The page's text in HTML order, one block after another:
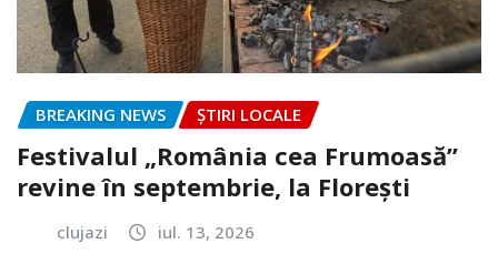
BREAKING NEWS ȘTIRI LOCALE
Festivalul „România cea Frumoasă”
revine în septembrie, la Florești
clujazi iul. 13, 2026